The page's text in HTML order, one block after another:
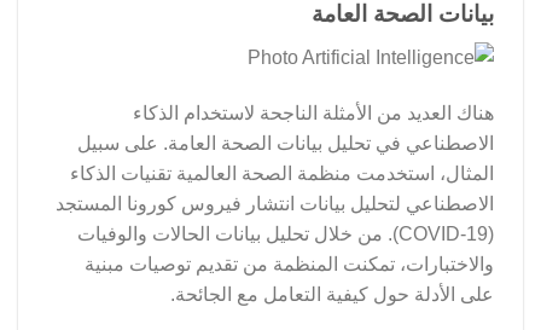
بيانات الصحة العامة
هناك العديد من الأمثلة الناجحة لاستخدام الذكاء
الاصطناعي في تحليل بيانات الصحة العامة. على سبيل
المثال، استخدمت منظمة الصحة العالمية تقنيات الذكاء
الاصطناعي لتحليل بيانات انتشار فيروس كورونا المستجد
(COVID-19). من خلال تحليل بيانات الحالات والوفيات
والاختبارات، تمكنت المنظمة من تقديم توصيات مبنية
على الأدلة حول كيفية التعامل مع الجائحة.